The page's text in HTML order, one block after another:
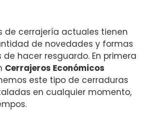
de cerrajería actuales tienen
de novedades y formas
hacer resguardo. En primera
Cerrajeros Económicos
este tipo de cerraduras
en cualquier momento,